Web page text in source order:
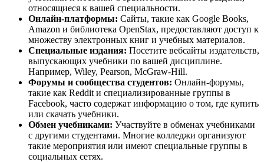
относящиеся к вашей специальности.
Онлайн-платформы: Сайты, такие как Google Books,
Amazon и библиотека OpenStax, предоставляют доступ к
множеству электронных книг и учебных материалов.
Специальные издания: Посетите вебсайты издательств,
выпускающих учебники по вашей дисциплине.
Например, Wiley, Pearson, McGraw-Hill.
Форумы и сообщества студентов: Онлайн-форумы,
такие как Reddit и специализированные группы в
Facebook, часто содержат информацию о том, где купить
или скачать учебники.
Обмен учебниками: Участвуйте в обменах учебниками
с другими студентами. Многие колледжи организуют
такие мероприятия или имеют специальные группы в
социальных сетях.